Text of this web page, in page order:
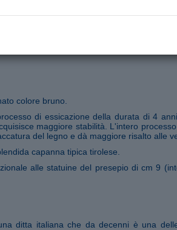
colore bruno.
di essicazione della durata di 4
maggiore stabilità. L'intero
del legno e dà maggiore risalto alle
capanna tipica tirolese.
alle statuine del presepio di cm 9
ditta italiana che da decenni è una